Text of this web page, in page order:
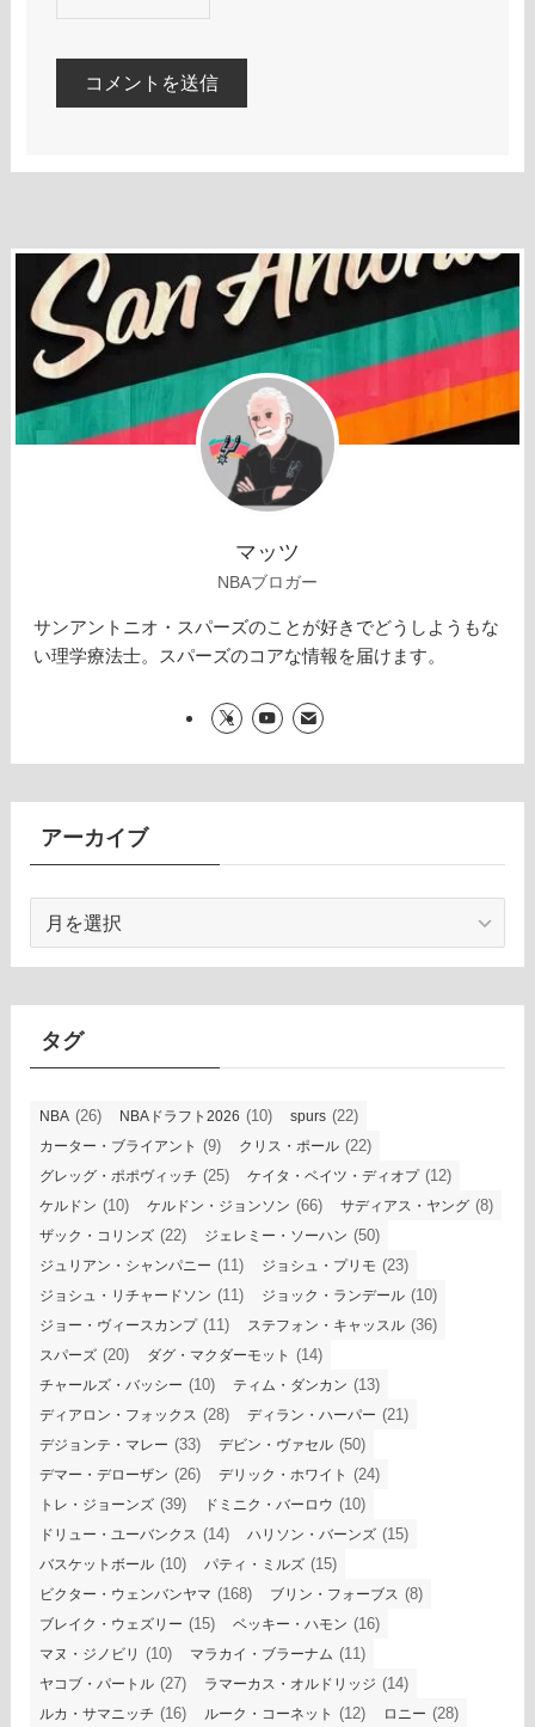
マッツ
NBAブロガー
サンアントニオ・スパーズのことが好きでどうしようもな
い理学療法士。スパーズのコアな情報を届けます。
アーカイブ
カ
タグ
NBA (26) NBAドラフト2026 (10) spurs (22)
カーター・ブライアント (9) クリス・ポール (22)
グレッグ・ポポヴィッチ (25) ケイタ・ベイツ・ディオプ(12)
ケルドン (10) ケルドン・ジョンソン (66) サディアス・ヤング (8)
ザック・コリンズ (22) ジェレミー・ソーハン (50)
ジュリアン・シャンパニー (11) ジョシュ・プリモ (23)
ジョシュ・リチャードソン (11) ジョック・ランデール (10)
ジョー・ヴィースカンプ(11) ステフォン・キャッスル (36)
スパーズ (20) ダグ・マクダーモット (14)
チャールズ・バッシー (10) ティム・ダンカン (13)
ディアロン・フォックス (28) ディラン・ハーパー (21)
デジョンテ・マレー (33) デビン・ヴァセル (50)
デマー・デローザン (26) デリック・ホワイト (24)
トレ・ジョーンズ (39) ドミニク・バーロウ (10)
ドリュー・ユーバンクス (14) ハリソン・バーンズ (15)
バスケットボール (10) パティ・ミルズ (15)
ビクター・ウェンバンヤマ (168) ブリン・フォーブス (8)
ブレイク・ウェズリー (15) ベッキー・ハモン (16)
マヌ・ジノビリ (10) マラカイ・ブラーナム (11)
ヤコブ・パートル (27) ラマーカス・オルドリッジ (14)
ルカ・サマニッチ (16) ルーク・コーネット (12) ロニー (28)